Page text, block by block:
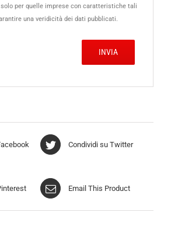
solo per quelle imprese con caratteristiche tali
una veridicità dei dati pubblicati.
Condividi su Twitter
Email This Product